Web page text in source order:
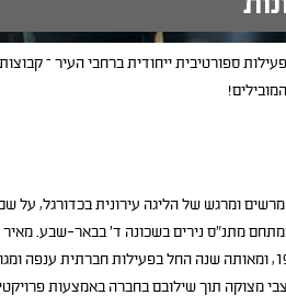
פעילות ספורטיבית ייחודית ברחבי העיר –
המובילים!
ומרגש של הליגה עירונית בכדורגל, על
מתנ"ס נירים בשכונה ד' בבאר-שבע. מאיר
משנת 1969, ומאותה שנה החל בפעילות חברתית ענפה
מצוקה תוך שילובם בחברה באמצעות